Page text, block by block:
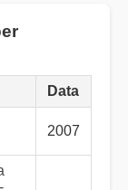
Data
2007